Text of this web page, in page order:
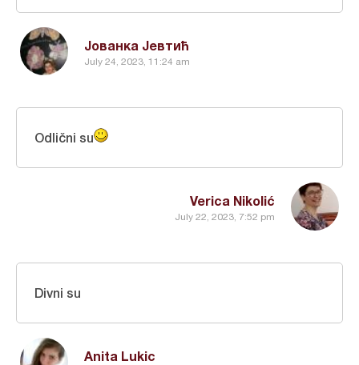
Јованка Јевтић
July 24, 2023, 11:24 am
Verica Nikolić
July 22, 2023, 7:52 pm
Odlični su
Anita Lukic
Divni su